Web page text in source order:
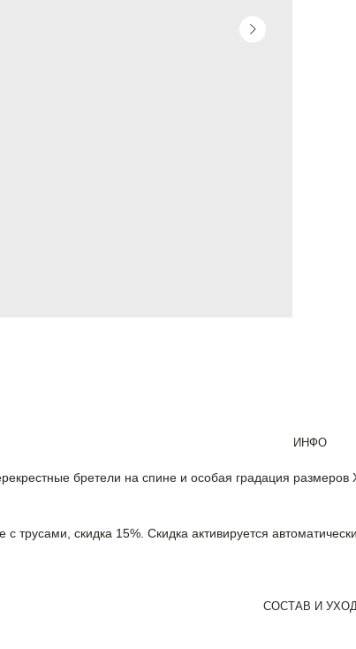
ИНФО
бретели на спине и особая градация
трусами, скидка 15%. Скидка активируется
СОСТАВ И